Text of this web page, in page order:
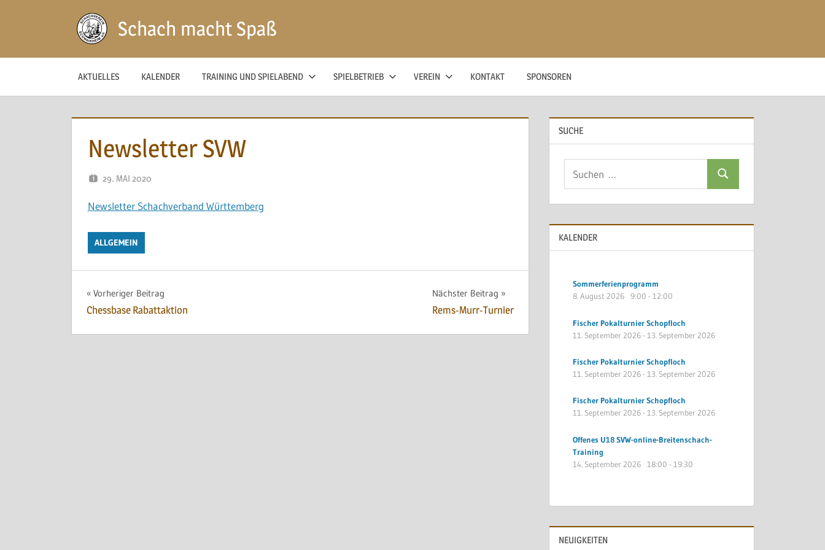
Schach macht Spaß
AKTUELLES KALENDER TRAINING UND SPIELABEND SPIELBETRIEB VEREIN KONTAKT SPONSOREN
Newsletter SVW
29. MAI 2020
Newsletter Schachverband Württemberg
ALLGEMEIN
Beitragsnavigation
Vorheriger Beitrag
Chessbase Rabattaktion
Nächster Beitrag
Rems-Murr-Turnier
SUCHE
Suchen
KALENDER
Sommerferienprogramm
8. August 2026
9:00 -12:00
Fischer Pokalturnier Schopfloch
11. September 2026-13. September 2026
Fischer Pokalturnier Schopfloch
11. September 2026-13. September 2026
Fischer Pokalturnier Schopfloch
11. September 2026-13. September 2026
Offenes U18 SVW-online-Breitenschach-
Training
14. September 2026
18:00 -19:30
NEUIGKEITEN